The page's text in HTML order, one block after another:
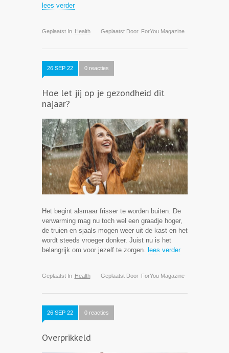
lees verder
Geplaatst In Health Geplaatst Door ForYou Magazine
26 SEP 22 0 reacties
Hoe let jij op je gezondheid dit
najaar?
Het begint alsmaar frisser te worden buiten. De
verwarming mag nu toch wel een graadje hoger,
de truien en sjaals mogen weer uit de kast en het
wordt steeds vroeger donker. Juist nu is het
belangrijk om voor jezelf te zorgen. lees verder
Geplaatst In Health Geplaatst Door ForYou Magazine
26 SEP 22 0 reacties
Overprikkeld